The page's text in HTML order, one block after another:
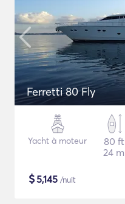
Ferretti 80 Fly
Yacht à moteur
80 ft
24 m
$5,145 /nuit